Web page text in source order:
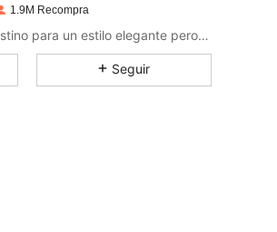
1.1M
1.9M Recompra
Considera SHEIN privé tu destino para un estilo elegante pero sin esfuerzo.
Seguir